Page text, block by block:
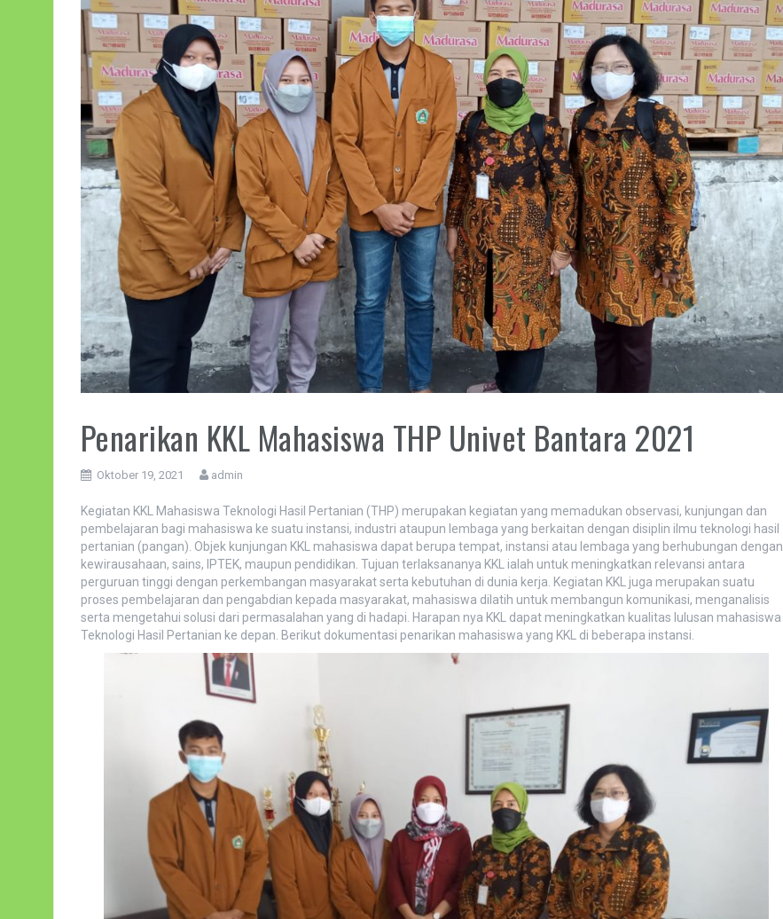
Penarikan KKL Mahasiswa THP Univet Bantara 2021
Oktober 19, 2021 admin
Kegiatan KKL Mahasiswa Teknologi Hasil Pertanian (THP) merupakan kegiatan yang memadukan observasi, kunjungan dan
pembelajaran bagi mahasiswa ke suatu instansi, industri ataupun lembaga yang berkaitan dengan disiplin ilmu teknologi hasil
pertanian (pangan). Objek kunjungan KKL mahasiswa dapat berupa tempat, instansi atau lembaga yang berhubungan dengan
kewirausahaan, sains, IPTEK, maupun pendidikan. Tujuan terlaksananya KKL ialah untuk meningkatkan relevansi antara
perguruan tinggi dengan perkembangan masyarakat serta kebutuhan di dunia kerja. Kegiatan KKL juga merupakan suatu
proses pembelajaran dan pengabdian kepada masyarakat, mahasiswa dilatih untuk membangun komunikasi, menganalisis
serta mengetahui solusi dari permasalahan yang di hadapi. Harapan nya KKL dapat meningkatkan kualitas lulusan mahasiswa
Teknologi Hasil Pertanian ke depan. Berikut dokumentasi penarikan mahasiswa yang KKL di beberapa instansi.